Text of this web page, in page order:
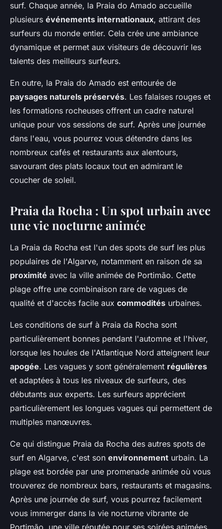
surf. Chaque année, la Praia do Amado accueille
plusieurs événements internationaux, attirant des
surfeurs du monde entier. Cela crée une ambiance
dynamique et permet aux visiteurs de découvrir les
talents des meilleurs surfeurs.
En outre, la Praia do Amado est entourée de
paysages naturels préservés. Les falaises rouges et
les formations rocheuses offrent un cadre naturel
unique pour vos sessions de surf. Après une journée
dans l'eau, vous pourrez vous détendre dans les
nombreux cafés et restaurants aux alentours,
savourant des plats locaux tout en admirant le
coucher de soleil.
Praia da Rocha : Un spot urbain avec
une vie nocturne animée
La Praia da Rocha est l'un des spots de surf les plus
populaires de l'Algarve, notamment en raison de sa
proximité avec la ville animée de Portimão. Cette
plage offre une combinaison rare de vagues de
qualité et d'accès facile aux commodités urbaines.
Les conditions de surf à Praia da Rocha sont
particulièrement bonnes pendant l'automne et l'hiver,
lorsque les houles de l'Atlantique Nord atteignent leur
apogée. Les vagues y sont généralement régulières
et adaptées à tous les niveaux de surfeurs, des
débutants aux experts. Les surfeurs apprécient
particulièrement les longues vagues qui permettent de
multiples manœuvres.
Ce qui distingue Praia da Rocha des autres spots de
surf en Algarve, c'est son environnement urbain. La
plage est bordée par une promenade animée où vous
trouverez de nombreux bars, restaurants et magasins.
Après une journée de surf, vous pourrez facilement
vous immerger dans la vie nocturne vibrante de